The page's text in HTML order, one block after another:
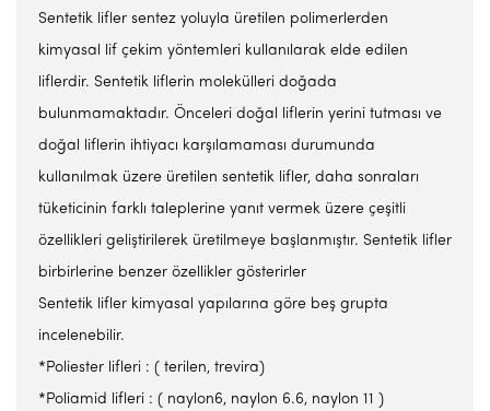
Sentetik lifler sentez yoluyla üretilen polimerlerden
kimyasal lif çekim yöntemleri kullanılarak elde edilen
liflerdir. Sentetik liflerin molekülleri doğada
bulunmamaktadır. Önceleri doğal liflerin yerini tutması ve
doğal liflerin ihtiyacı karşılamaması durumunda
kullanılmak üzere üretilen sentetik lifler, daha sonraları
tüketicinin farklı taleplerine yanıt vermek üzere çeşitli
özellikleri geliştirilerek üretilmeye başlanmıştır. Sentetik lifler
birbirlerine benzer özellikler gösterirler
Sentetik lifler kimyasal yapılarına göre beş grupta
incelenebilir.
*Poliester lifleri : ( terilen, trevira)
*Poliamid lifleri : ( naylon6, naylon 6.6, naylon 11 )